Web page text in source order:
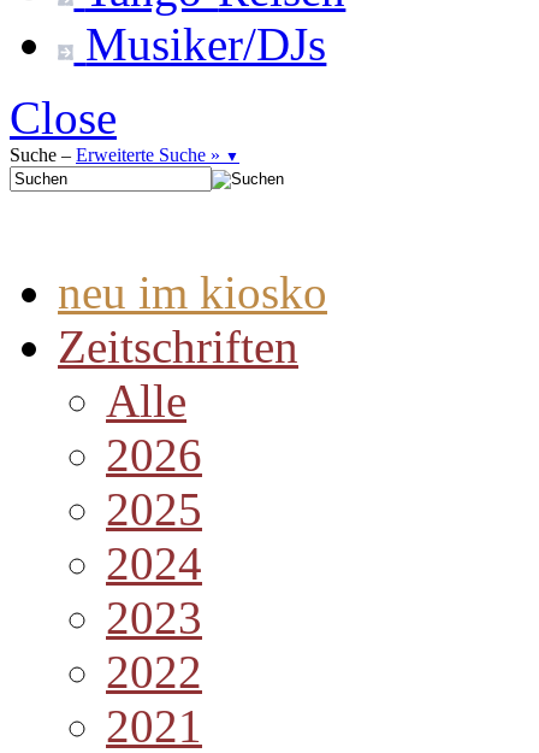
Musiker/DJs
Close
Suche – Erweiterte Suche » ▼
neu im kiosko
Zeitschriften
Alle
2026
2025
2024
2023
2022
2021